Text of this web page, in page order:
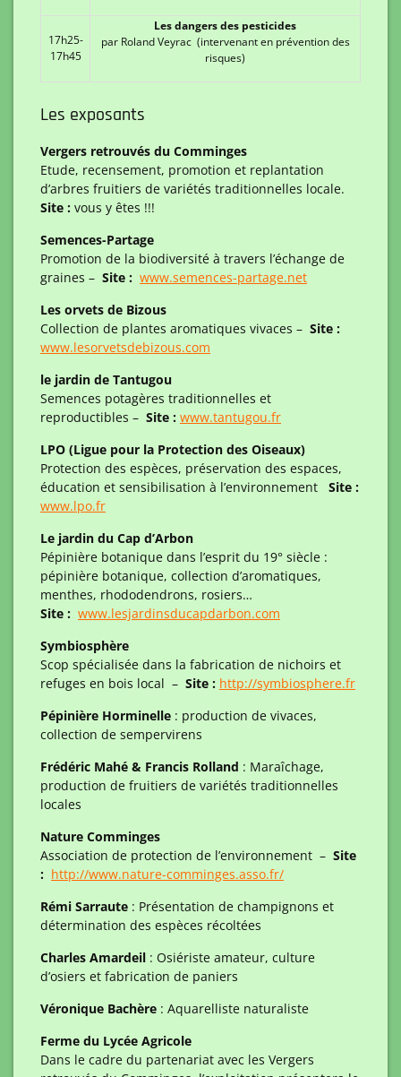
17h25-
17h45
Les dangers des pesticides
par Roland Veyrac (intervenant en prévention des
risques)
Les exposants
Vergers retrouvés du Comminges
Etude, recensement, promotion et replantation
d’arbres fruitiers de variétés traditionnelles locale.
Site : vous y êtes !!!
Semences-Partage
Promotion de la biodiversité à travers l’échange de
graines – Site : www.semences-partage.net
Les orvets de Bizous
Collection de plantes aromatiques vivaces – Site :
www.lesorvetsdebizous.com
le jardin de Tantugou
Semences potagères traditionnelles et
reproductibles – Site : www.tantugou.fr
LPO (Ligue pour la Protection des Oiseaux)
Protection des espèces, préservation des espaces,
éducation et sensibilisation à l’environnement Site :
www.lpo.fr
Le jardin du Cap d’Arbon
Pépinière botanique dans l’esprit du 19° siècle :
pépinière botanique, collection d’aromatiques,
menthes, rhododendrons, rosiers…
Site : www.lesjardinsducapdarbon.com
Symbiosphère
Scop spécialisée dans la fabrication de nichoirs et
refuges en bois local – Site : http://symbiosphere.fr
Pépinière Horminelle : production de vivaces,
collection de sempervirens
Frédéric Mahé & Francis Rolland : Maraîchage,
production de fruitiers de variétés traditionnelles
locales
Nature Comminges
Association de protection de l’environnement – Site
: http://www.nature-comminges.asso.fr/
Rémi Sarraute : Présentation de champignons et
détermination des espèces récoltées
Charles Amardeil : Osiériste amateur, culture
d’osiers et fabrication de paniers
Véronique Bachère : Aquarelliste naturaliste
Ferme du Lycée Agricole
Dans le cadre du partenariat avec les Vergers